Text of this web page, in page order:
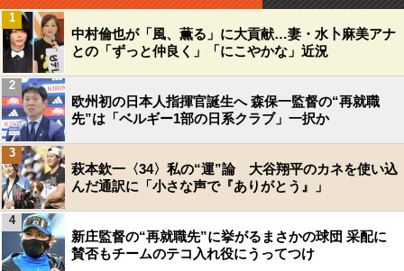
中村倫也が「風、薫る」に大貢献…妻・水卜麻美アナ
との「ずっと仲良く」「にこやかな」近況
1
欧州初の日本人指揮官誕生へ 森保一監督の“再就職
先”は「ベルギー1部の日系クラブ」一択か
2
萩本欽一〈34〉私の“運”論 大谷翔平のカネを使い込
んだ通訳に「小さな声で『ありがとう』」
3
新庄監督の“再就職先”に挙がるまさかの球団 采配に
賛否もチームのテコ入れ役にうってつけ
4